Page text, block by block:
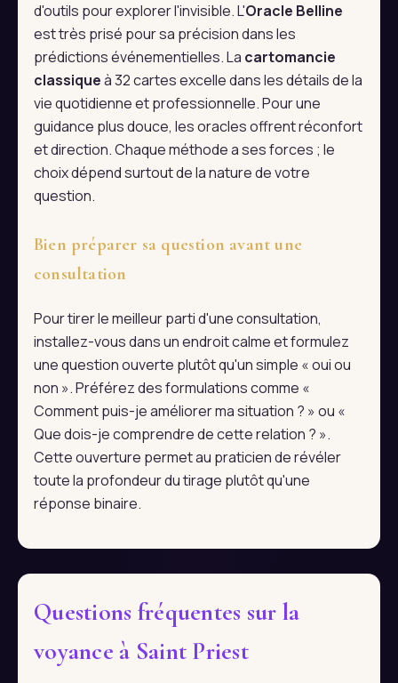
d'outils pour explorer l'invisible. L'Oracle Belline
est très prisé pour sa précision dans les
prédictions événementielles. La cartomancie
classiqueà 32 cartes excelle dans les détails de la
vie quotidienne et professionnelle. Pour une
guidance plus douce, les oracles offrent réconfort
et direction. Chaque méthode a ses forces ; le
choix dépend surtout de la nature de votre
question.
Bien préparer sa question avant une
consultation
Pour tirer le meilleur parti d'une consultation,
installez-vous dans un endroit calme et formulez
une question ouverte plutôt qu'un simple « oui ou
non ». Préférez des formulations comme «
Comment puis-je améliorer ma situation ? » ou «
Que dois-je comprendre de cette relation ? ».
Cette ouverture permet au praticien de révéler
toute la profondeur du tirage plutôt qu'une
réponse binaire.
Questions fréquentes sur la
voyance à Saint Priest